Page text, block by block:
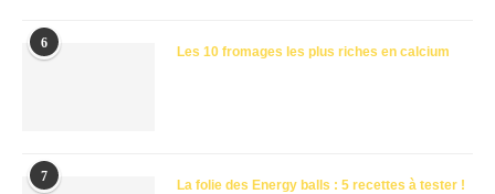
6
Les 10 fromages les plus riches en calcium
7
La folie des Energy balls : 5 recettes à tester !